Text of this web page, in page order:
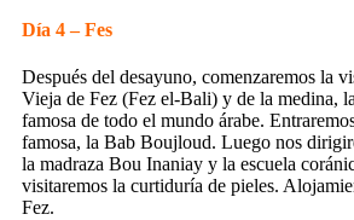
Día 4 – Fes
Después del desayuno, comenzaremos la
Vieja de Fez (Fez el-Bali) y de la medina,
famosa de todo el mundo árabe.
famosa, la Bab Boujloud. Luego nos
la madraza Bou Inaniay y la escuela
visitaremos la curtiduría de pieles.
Fez.